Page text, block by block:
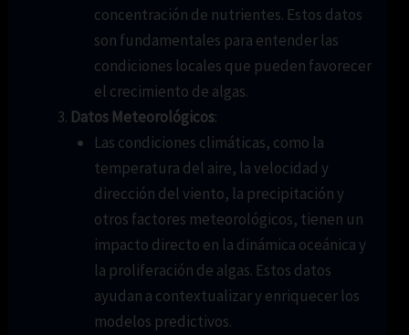
concentración de nutrientes. Estos datos
son fundamentales para entender las
condiciones locales que pueden favorecer
el crecimiento de algas.
Datos Meteorológicos:
Las condiciones climáticas, como la
temperatura del aire, la velocidad y
dirección del viento, la precipitación y
otros factores meteorológicos, tienen un
impacto directo en la dinámica oceánica y
la proliferación de algas. Estos datos
ayudan a contextualizar y enriquecer los
modelos predictivos.